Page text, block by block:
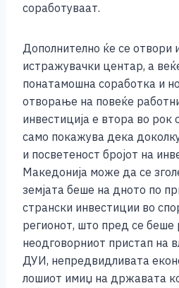
соработуваат.
Дополнително ќе се отвори
истражувачки центар, а
понатамошна соработка и
отворање на повеќе
инвестиција е втора во
само покажува дека
и посветеност бројот на
Македонија може да се
земјата беше на дното по
странски инвестиции во
регионот, што пред се беше
неодговорниот пристап на
ДУИ, непредвидливата
лошиот имиџ на државата